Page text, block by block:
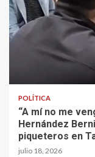
POLÍTICA
“A mí no me
Hernández
piqueteros en
julio 18, 2026